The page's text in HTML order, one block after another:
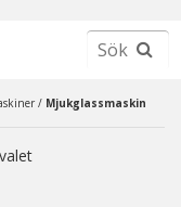
/ Mjukglassmaskin